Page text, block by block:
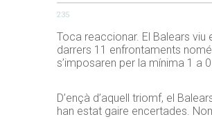
235
Toca reaccionar. El Balears
darrers 11 enfrontaments
s’imposaren per la mínima 1 a
D’ençà d’aquell triomf, el
han estat gaire encertades.